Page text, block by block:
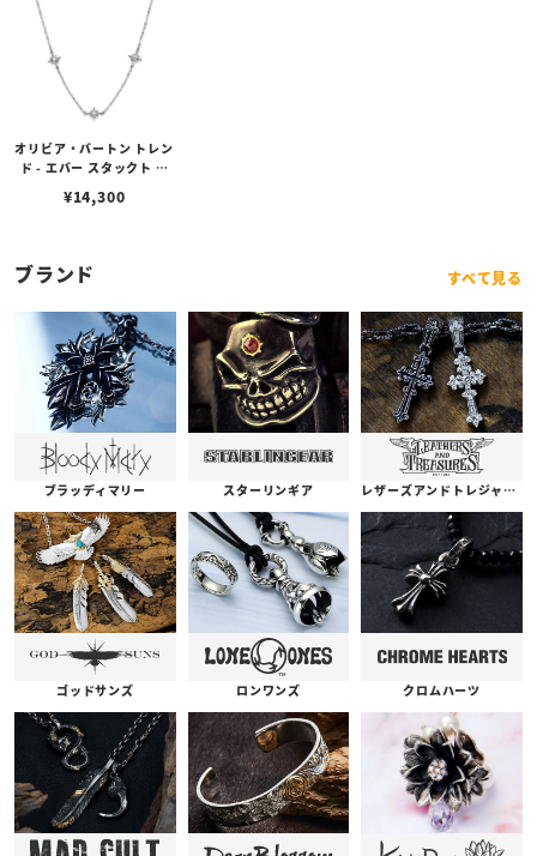
オリビア・バートン トレン
ド - エバー スタックト ノ
クレス
¥14,300
ブランド すべて見る
ブラッディマリー スターリンギア レザーズアンドトレジャーズ
ゴッドサンズ ロンワンズ クロムハーツ